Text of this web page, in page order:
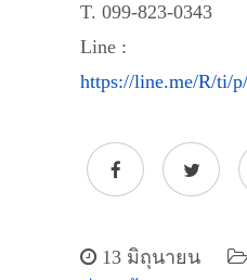
T. 099-823-0343
Line :
https://line.me/R/ti/
13 มิถุนายน